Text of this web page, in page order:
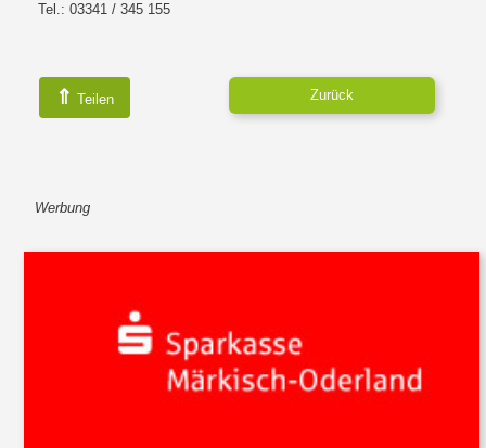
Tel.: 03341 / 345 155
⇑ Teilen Zurück
Werbung